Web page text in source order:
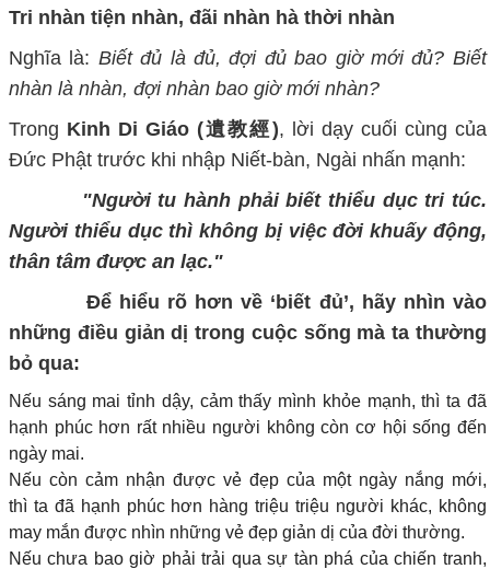
Tri nhàn tiện nhàn, đãi nhàn hà thời nhàn
Nghĩa là: Biết đủ là đủ, đợi đủ bao giờ mới đủ? Biết
nhàn là nhàn, đợi nhàn bao giờ mới nhàn?
Trong Kinh Di Giáo (遺教經), lời dạy cuối cùng của
Đức Phật trước khi nhập Niết-bàn, Ngài nhấn mạnh:
"Người tu hành phải biết thiểu dục tri túc.
Người thiểu dục thì không bị việc đời khuấy động,
thân tâm được an lạc."
Để hiểu rõ hơn về ‘biết đủ’, hãy nhìn vào
những điều giản dị trong cuộc sống mà ta thường
bỏ qua:
Nếu sáng mai tỉnh dậy, cảm thấy mình khỏe mạnh, thìta đã
hạnh phúc hơn rất nhiều người không còn cơ hội sống đến
ngày mai.
Nếu còn cảm nhận được vẻ đẹp của một ngày nắng mới,
thì ta đã hạnh phúc hơn hàng triệu triệu người khác, không
may mắn được nhìn những vẻ đẹp giản dị của đời thường.
Nếu chưa bao giờ phải trải qua sự tàn phá của chiến tranh,